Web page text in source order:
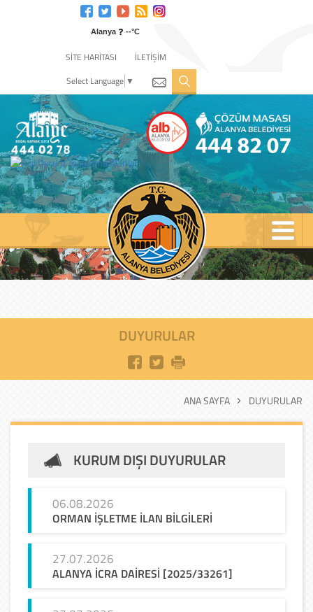
Alanya ❓ --°C
SİTE HARİTASI
İLETİŞİM
Select Language ▼
DUYURULAR
ANA SAYFA DUYURULAR
KURUM DIŞI DUYURULAR
06.08.2026
ORMAN İŞLETME İLAN BİLGİLERİ
27.07.2026
ALANYA İCRA DAİRESİ [2025/33261]